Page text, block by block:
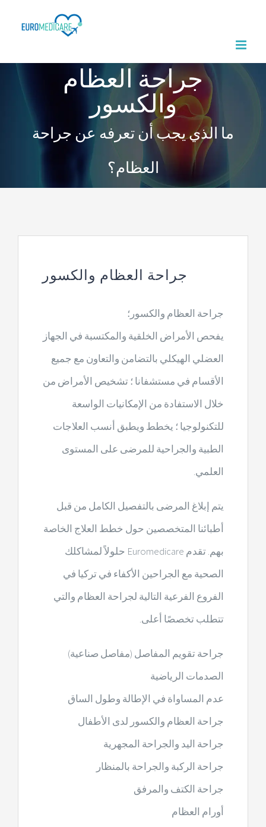
جراحة العظام
والكسور
ما الذي يجب أن تعرفه عن جراحة
العظام؟
جراحة العظام والكسور
جراحة العظام والكسور؛
يفحص الأمراض الخلقية والمكتسبة في الجهاز
العضلي الهيكلي بالتضامن والتعاون مع جميع
الأقسام في مستشفانا ؛ تشخيص الأمراض من
خلال الاستفادة من الإمكانيات الواسعة
للتكنولوجيا ؛ يخطط ويطبق أنسب العلاجات
الطبية والجراحية للمرضى على المستوى
العلمي.
يتم إبلاغ المرضى بالتفصيل الكامل من قبل
أطبائنا المتخصصين حول خطط العلاج الخاصة
بهم. تقدم Euromedicare حلولاً لمشاكلك
الصحية مع الجراحين الأكفاء في تركيا في
الفروع الفرعية التالية لجراحة العظام والتي
تتطلب تخصصًا أعلى.
جراحة تقويم المفاصل (مفاصل صناعية)
الصدمات الرياضية
عدم المساواة في الإطالة وطول الساق
جراحة العظام والكسور لدى الأطفال
جراحة اليد والجراحة المجهرية
جراحة الركبة والجراحة بالمنظار
جراحة الكتف والمرفق
أورام العظام